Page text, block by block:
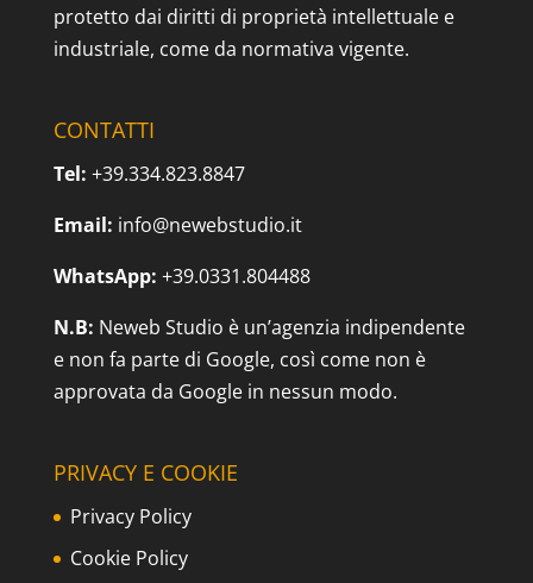
protetto dai diritti di proprietà intellettuale e
industriale, come da normativa vigente.
CONTATTI
Tel: +39.334.823.8847
Email: info@newebstudio.it
WhatsApp: +39.0331.804488
N.B: Neweb Studio è un’agenzia indipendente
e non fa parte di Google, così come non è
approvata da Google in nessun modo.
PRIVACY E COOKIE
Privacy Policy
Cookie Policy